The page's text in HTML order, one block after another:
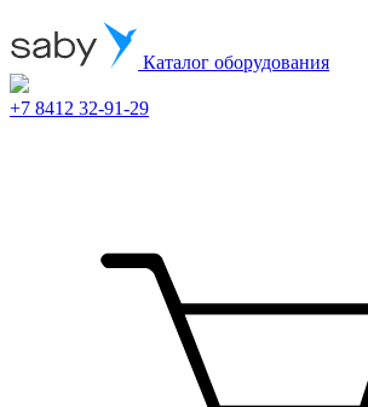
Каталог оборудования
+7 8412 32-91-29